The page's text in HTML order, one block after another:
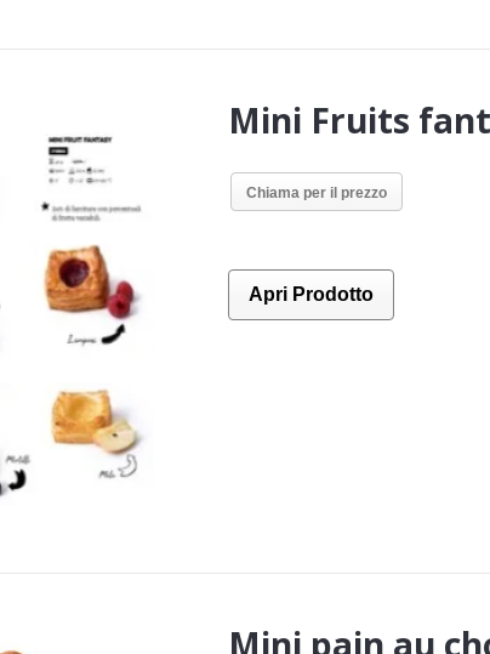
Mini Fruits
Chiama per il prezzo
Apri Prodotto
Mini pain au